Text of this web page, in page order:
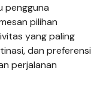
pengguna
pilihan
yang paling
dan preferensi
perjalanan